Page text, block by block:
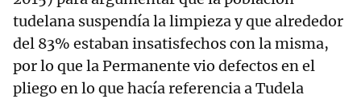
tudelana suspendía la limpieza y que alrededor
del 83% estaban insatisfechos con la misma,
por lo que la Permanente vio defectos en el
pliego en lo que hacía referencia a Tudela